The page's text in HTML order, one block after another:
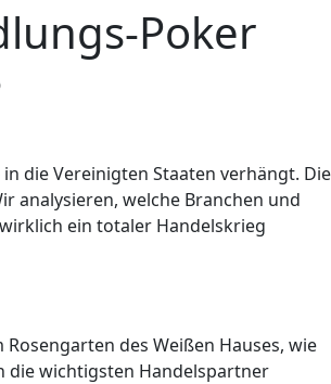
Poker
die Vereinigten Staaten verhängt. Die
analysieren, welche Branchen und
ein totaler Handelskrieg
des Weißen Hauses, wie
die wichtigsten Handelspartner